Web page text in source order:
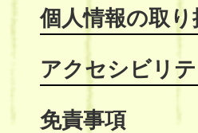
個人情報の取
アクセシビリ
免責事項